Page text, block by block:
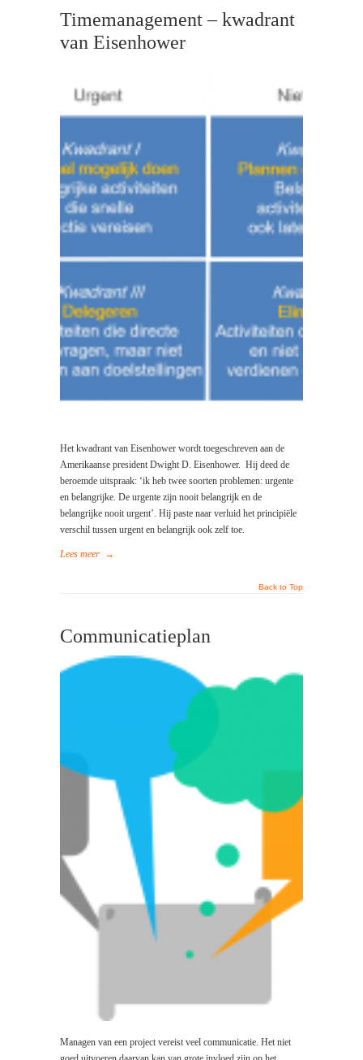
Timemanagement – kwadrant
van Eisenhower
Het kwadrant van Eisenhower wordt toegeschreven aan de
Amerikaanse president Dwight D. Eisenhower. Hij deed de
beroemde uitspraak: ‘ik heb twee soorten problemen: urgente
en belangrijke. De urgente zijn nooit belangrijk en de
belangrijke nooit urgent’. Hij paste naar verluid het principiële
verschil tussen urgent en belangrijk ook zelf toe.
Lees meer →
Back to Top
Communicatieplan
Managen van een project vereist veel communicatie. Het niet